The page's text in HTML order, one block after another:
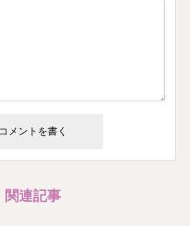
関連記事